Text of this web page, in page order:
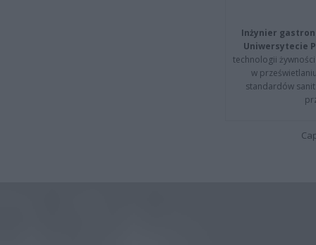
Inżynier
Uniwersytecie
technologii
w
standardów